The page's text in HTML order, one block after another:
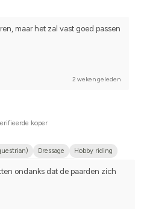
maar het zal vast goed passen
2 weken geleden
koper
Dressage
Hobby riding
ondanks dat de paarden zich